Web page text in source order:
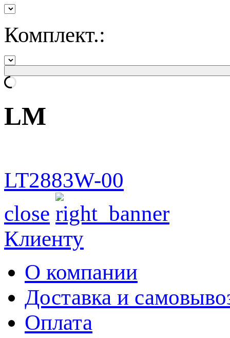
Комплект.:
LM
LT2883W-00
close
Клиенту
О компании
Доставка и
Оплата